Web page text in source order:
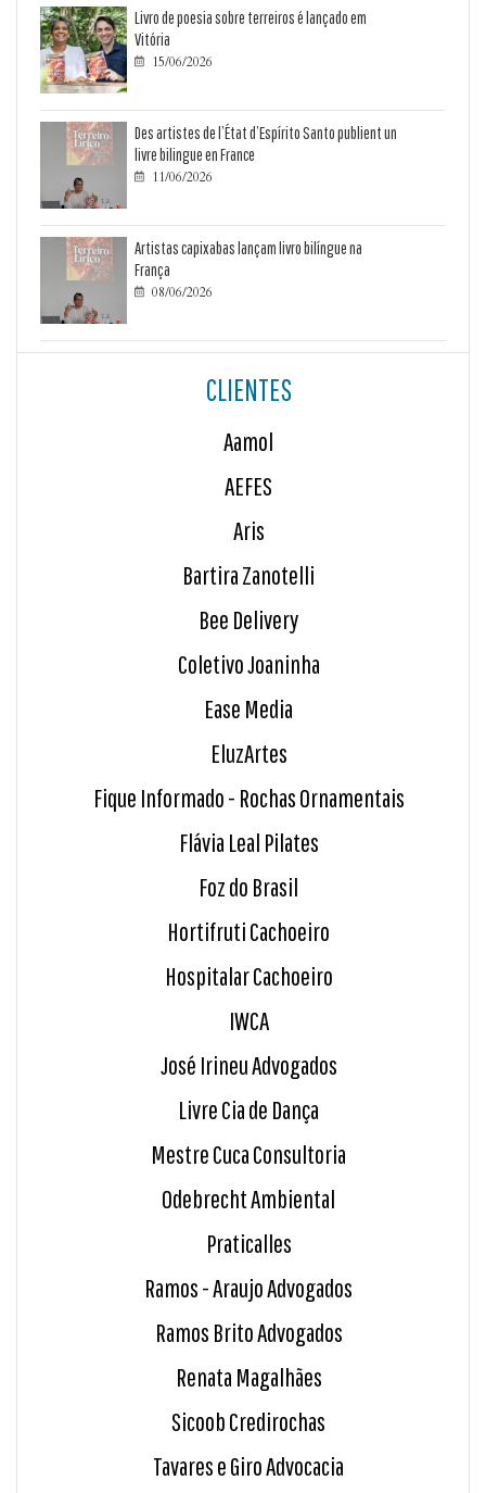
Livro de poesia sobre terreiros é lançado em
Vitória
 15/06/2026
Des artistes de l’État d’Espírito Santo publient un
livre bilingue en France
 11/06/2026
Artistas capixabas lançam livro bilíngue na
França
 08/06/2026
CLIENTES
Aamol
AEFES
Aris
Bartira Zanotelli
Bee Delivery
Coletivo Joaninha
Ease Media
EluzArtes
Fique Informado - Rochas Ornamentais
Flávia Leal Pilates
Foz do Brasil
Hortifruti Cachoeiro
Hospitalar Cachoeiro
IWCA
José Irineu Advogados
Livre Cia de Dança
Mestre Cuca Consultoria
Odebrecht Ambiental
Praticalles
Ramos - Araujo Advogados
Ramos Brito Advogados
Renata Magalhães
Sicoob Credirochas
Tavares e Giro Advocacia